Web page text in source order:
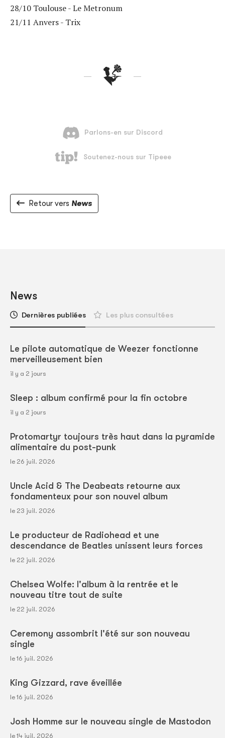
28/10 Toulouse - Le Metronum
21/11 Anvers - Trix
Retour vers News
News
Dernières publiées Les plus consultées
Le pilote automatique de Weezer fonctionne
merveilleusement bien
il y a 2 jours
Sleep : album confirmé pour la fin octobre
il y a 2 jours
Protomartyr toujours très haut dans la pyramide
alimentaire du post-punk
le 26 juil. 2026
Uncle Acid & The Deabeats retourne aux
fondamenteux pour son nouvel album
le 23 juil. 2026
Le producteur de Radiohead et une
descendance de Beatles unissent leurs forces
le 22 juil. 2026
Chelsea Wolfe: l'album à la rentrée et le
nouveau titre tout de suite
le 22 juil. 2026
Ceremony assombrit l'été sur son nouveau
single
le 16 juil. 2026
King Gizzard, rave éveillée
le 16 juil. 2026
Josh Homme sur le nouveau single de Mastodon
le 14 juil. 2026